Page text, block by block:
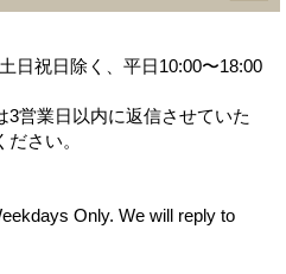
日祝日除く、平日10:00〜18:00
3営業日以内に返信させていた
さい。
Only. We will reply to